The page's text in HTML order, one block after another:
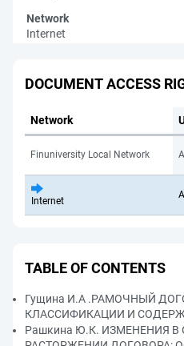
Network
Internet
DOCUMENT ACCESS
Network
Finuniversity Local Network All
Internet
All
TABLE OF CONTENTS
Гущина И.А .РАМОЧНЫЙ
КЛАССИФИКАЦИИ И
Рашкина Ю.К. ИЗМЕНЕНИЯ